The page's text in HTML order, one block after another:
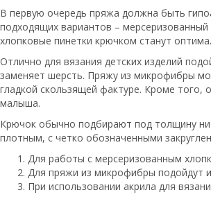
В первую очередь пряжа должна быть
подходящих вариантов –
хлопковые пинетки крючком станут
Отлично для вязания детских изделий
заменяет шерсть. Пряжу из микрофибры
гладкой скользящей фактуре. Кроме того,
малыша.
Крючок обычно подбирают под толщину
плотным, с четко обозначенными
Для работы с мерсеризованным
Для пряжи из микрофибры подойдут
При использовании акрила для